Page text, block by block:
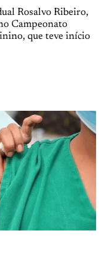
Rosalvo Ribeiro,
Campeonato
que teve início